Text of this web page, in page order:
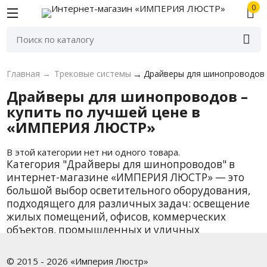
0
Главная → Трековые системы → Драйверы для
Драйверы для шинопроводов –
купить по лучшей цене в
«ИМПЕРИЯ ЛЮСТР»
В этой категории нет ни одного товара.
Категория "Драйверы для шинопроводов" в
интернет-магазине «ИМПЕРИЯ ЛЮСТР» — это
большой выбор осветительного оборудования,
подходящего для различных задач: освещение
жилых помещений, офисов, коммерческих
объектов, промышленных и уличных
модели, так и дизайнерские решения от
© 2015 - 2026 «Империя Люстр»